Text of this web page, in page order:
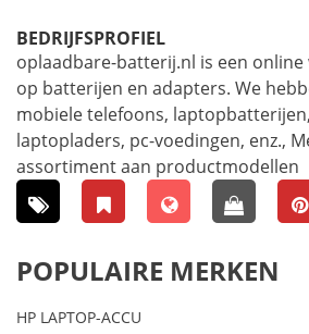
BEDRIJFSPROFIEL
oplaadbare-batterij.nl is een
op batterijen en adapters. We
mobiele telefoons,
laptopladers, pc-voedingen, enz.,
assortiment aan productmodellen
POPULAIRE MERKEN
HP LAPTOP-ACCU